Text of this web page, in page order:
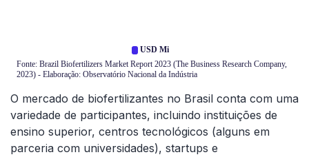
O mercado de biofertilizantes no Brasil conta com uma
variedade de participantes, incluindo instituições de
ensino superior, centros tecnológicos (alguns em
parceria com universidades), startups e